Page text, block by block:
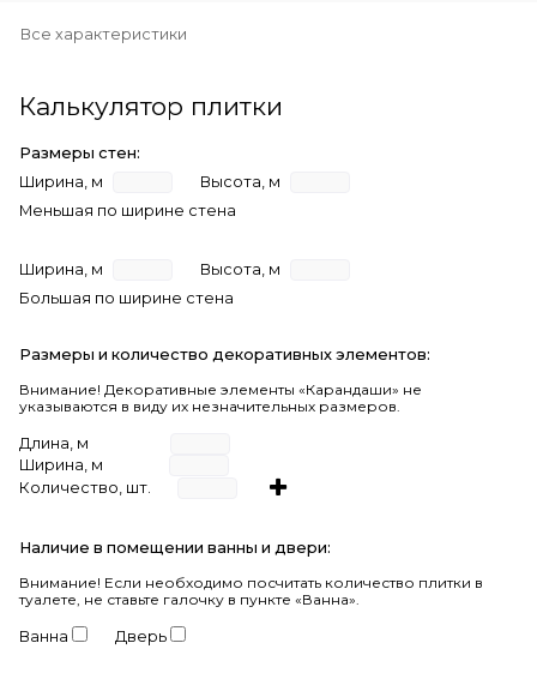
Все характеристики
Калькулятор плитки
Размеры стен:
Ширина, м
Высота, м
Меньшая по ширине стена
Ширина, м
Высота, м
Большая по ширине стена
Размеры и количество декоративных элементов:
Внимание! Декоративные элементы «Карандаши» не
указываются в виду их незначительных размеров.
Длина, м
Ширина, м
Количество, шт.
Наличие в помещении ванны и двери:
Внимание! Если необходимо посчитать количество плитки в
туалете, не ставьте галочку в пункте «Ванна».
Ванна Дверь